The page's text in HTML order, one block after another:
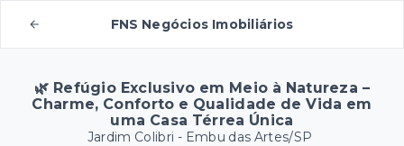
FNS Negócios Imobiliários
🌿 Refúgio Exclusivo em Meio à Natureza –
Charme, Conforto e Qualidade de Vida em
uma Casa Térrea Única
Jardim Colibri - Embu das Artes/SP